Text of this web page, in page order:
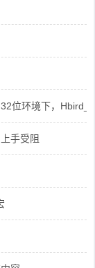
位环境下，
手受阻